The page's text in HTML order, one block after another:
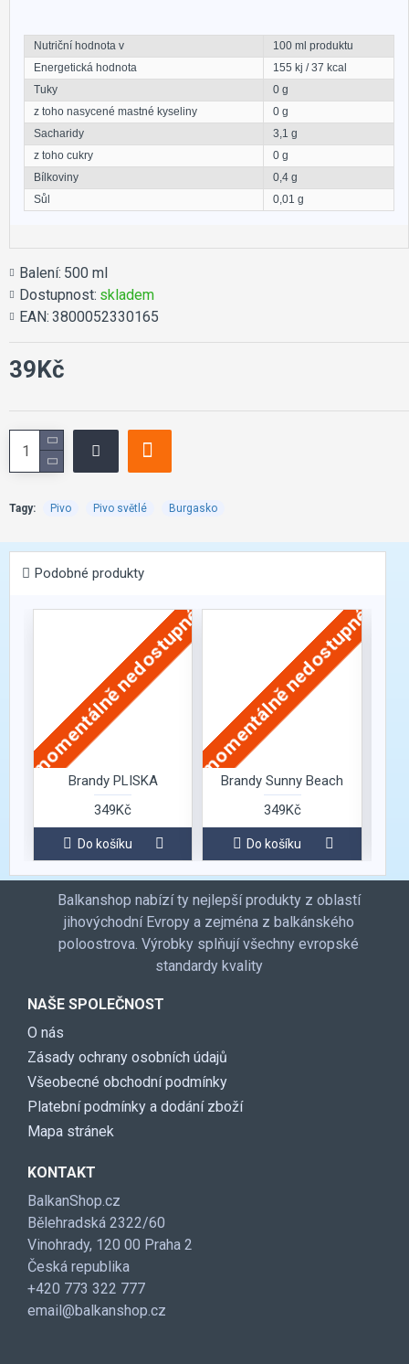
Nutriční hodnota v
100 ml produktu
Energetická hodnota
155 kj / 37 kcal
Tuky
0 g
z toho nasycené mastné kyseliny
0 g
Sacharidy
3,1 g
z toho cukry
0 g
Bílkoviny
0,4 g
Sůl
0,01 g
Balení: 500 ml
Dostupnost: skladem
EAN: 3800052330165
39Kč
Tagy: Pivo Pivo světlé Burgasko
Podobné produkty
momentálně nedostupné
Brandy PLISKA
349Kč
Do košíku
momentálně nedostupné
Brandy Sunny Beach
349Kč
Do košíku
Balkanshop nabízí ty nejlepší produkty z oblastí
jihovýchodní Evropy a zejména z balkánského
poloostrova. Výrobky splňují všechny evropské
standardy kvality
NAŠE SPOLEČNOST
O nás
Zásady ochrany osobních údajů
Všeobecné obchodní podmínky
Platební podmínky a dodání zboží
Mapa stránek
KONTAKT
BalkanShop.cz
Bělehradská 2322/60
Vinohrady, 120 00 Praha 2
Česká republika
+420 773 322 777
email@balkanshop.cz